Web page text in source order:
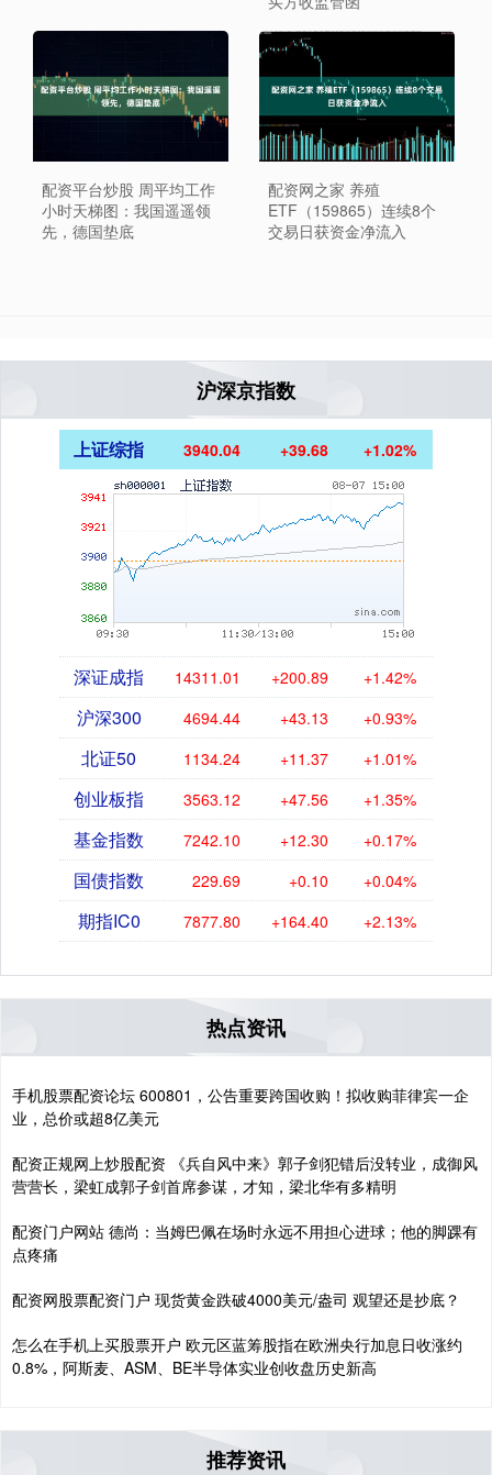
配资平台炒股 周平均工作
小时天梯图：我国遥遥领
先，德国垫底
配资网之家 养殖
ETF（159865）连续8个
交易日获资金净流入
沪深京指数
上证综指 3940.04 +39.68 +1.02%
深证成指 14311.01 +200.89 +1.42%
沪深300 4694.44 +43.13 +0.93%
北证50 1134.24 +11.37 +1.01%
创业板指 3563.12 +47.56 +1.35%
基金指数 7242.10 +12.30 +0.17%
国债指数 229.69 +0.10 +0.04%
期指IC0 7877.80 +164.40 +2.13%
热点资讯
手机股票配资论坛 600801，公告重要跨国收购！拟收购菲律宾一企
业，总价或超8亿美元
配资正规网上炒股配资 《兵自风中来》郭子剑犯错后没转业，成御风
营营长，梁虹成郭子剑首席参谋，才知，梁北华有多精明
配资门户网站 德尚：当姆巴佩在场时永远不用担心进球；他的脚踝有
点疼痛
配资网股票配资门户 现货黄金跌破4000美元/盎司 观望还是抄底？
怎么在手机上买股票开户 欧元区蓝筹股指在欧洲央行加息日收涨约
0.8%，阿斯麦、ASM、BE半导体实业创收盘历史新高
推荐资讯